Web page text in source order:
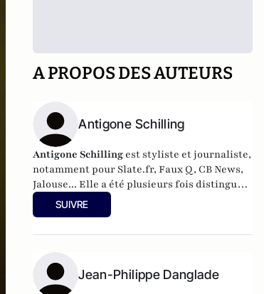
A PROPOS DES AUTEURS
Antigone Schilling
Antigone Schilling est styliste et journaliste,
notamment pour Slate.fr, Faux Q, CB News,
Jalouse... Elle a été plusieurs fois distinguée
par le Prix Jasmin, récompensant les
meilleurs papiers de l’année sur le parfum.
SUIVRE
Jean-Philippe Danglade